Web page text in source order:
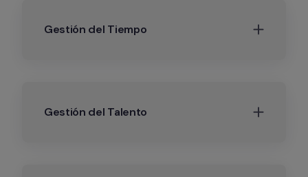
Gestión del Tiempo
Gestión del Talento